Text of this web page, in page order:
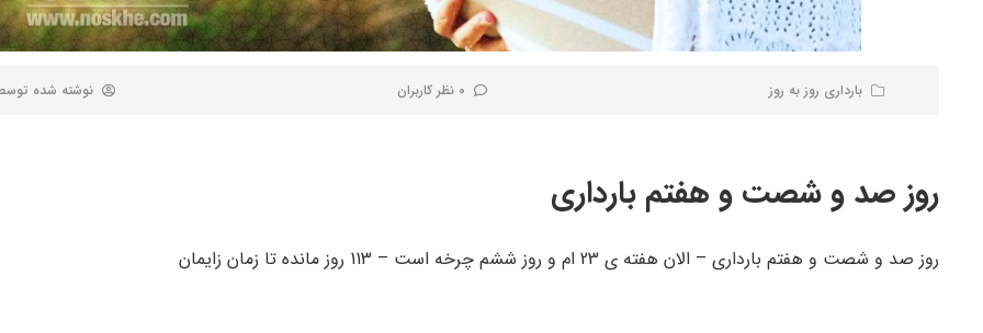
بارداری روز به روز 0 نظر کاربران نوشته شده
روز صد و شصت و هفتم بارداری
روز صد و شصت و هفتم بارداری – الان هفته ی 23 ام و روز ششم چرخه است – 113 روز مانده تا زمان زایمان